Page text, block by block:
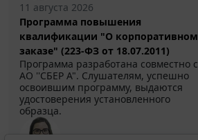
11 августа 2026
Программа повышения
квалификации "О корпоративном
заказе" (223-ФЗ от 18.07.2011)
Программа разработана совместно с
АО ''СБЕР А". Слушателям, успешно
освоившим программу, выдаются
удостоверения установленного
образца.